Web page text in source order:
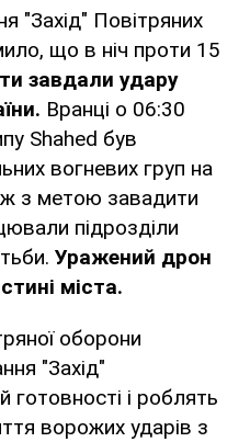
"Захід" Повітряних
що в ніч проти 15
завдали удару
Вранці о 06:30
Shahed був
вогневих груп на
з метою завадити
підрозділи
Уражений дрон
міста.
оборони
"Захід"
готовності і роблять
ворожих ударів з